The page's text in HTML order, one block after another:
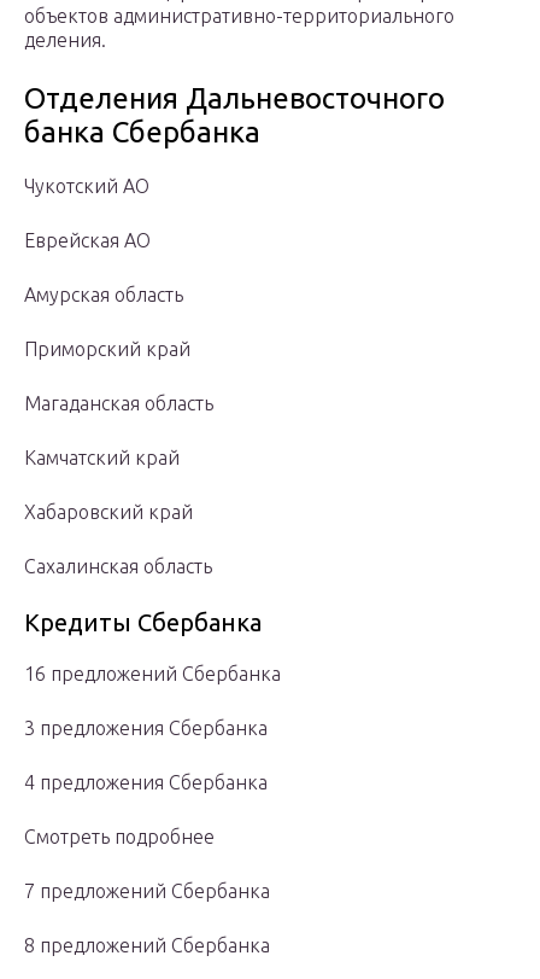
объектов административно-территориального
деления.
Отделения Дальневосточного
банка Сбербанка
Чукотский АО
Еврейская АО
Амурская область
Приморский край
Магаданская область
Камчатский край
Хабаровский край
Сахалинская область
Кредиты Сбербанка
16 предложений Сбербанка
3 предложения Сбербанка
4 предложения Сбербанка
Смотреть подробнее
7 предложений Сбербанка
8 предложений Сбербанка